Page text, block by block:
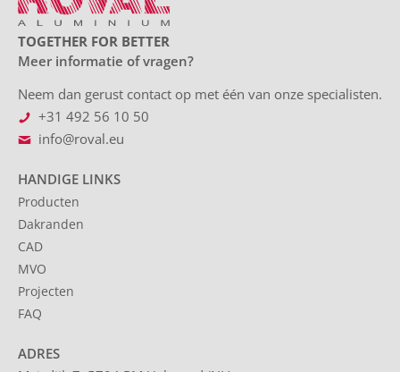
TOGETHER FOR BETTER
Meer informatie of vragen?
Neem dan gerust contact op met één van onze specialisten.
+31 492 56 10 50
info@roval.eu
HANDIGE LINKS
Producten
Dakranden
CAD
MVO
Projecten
FAQ
ADRES